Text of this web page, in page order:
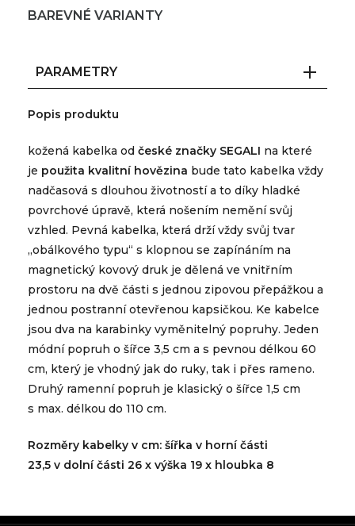
BAREVNÉ VARIANTY
PARAMETRY
Popis produktu
kožená kabelka od české značky SEGALI na které
je použita kvalitní hovězina bude tato kabelka vždy
nadčasová s dlouhou životností a to díky hladké
povrchové úpravě, která nošením nemění svůj
vzhled. Pevná kabelka, která drží vždy svůj tvar
„obálkového typu“ s klopnou se zapínáním na
magnetický kovový druk je dělená ve vnitřním
prostoru na dvě části s jednou zipovou přepážkou a
jednou postranní otevřenou kapsičkou. Ke kabelce
jsou dva na karabinky vyměnitelný popruhy. Jeden
módní popruh o šířce 3,5 cm a s pevnou délkou 60
cm, který je vhodný jak do ruky, tak i přes rameno.
Druhý ramenní popruh je klasický o šířce 1,5 cm
s max. délkou do 110 cm.
Rozměry kabelky v cm: šířka v horní části
23,5 v dolní části 26 x výška 19 x hloubka 8